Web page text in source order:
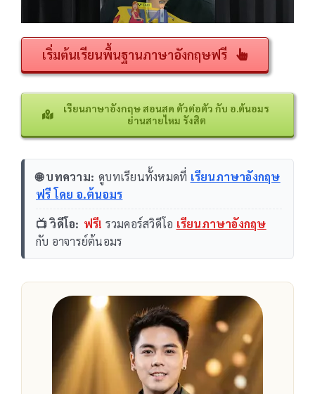
เริ่มต้นเรียนพื้นฐานภาษาอังกฤษฟรี
เรียนภาษาอังกฤษ สอนสด ตัวต่อตัว กับ อ.ต้นอมร
ย่านสายไหม รังสิต
🌐 บทความ: ดูบทเรียนทั้งหมดที่ เรียนภาษาอังกฤษ
ฟรี โดย อ.ต้นอมร
📺 วิดีโอ: ฟรี! รวมคอร์สวิดีโอ เรียนภาษาอังกฤษ
กับ อาจารย์ต้นอมร